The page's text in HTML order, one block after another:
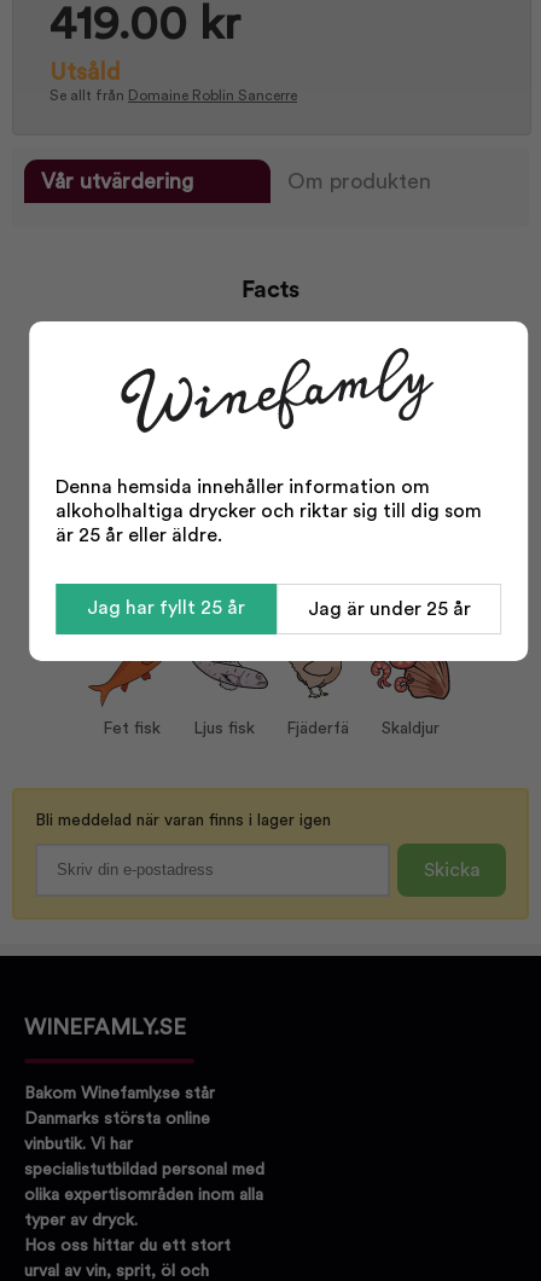
419.00 kr
Utsåld
Se allt från Domaine Roblin Sancerre
Vår utvärdering Om produkten
Facts
Aciditet: Høj
Kropp:
Område: Loire
Distrikt: Sancerre
750 ml
Odling: Hållbart
Korkvariant: Kork
Vin till:
Fet fisk
Ljus fisk
Serving tips
Fet fisk Ljus fisk Fjäderfä Skaldjur
Bli meddelad när varan finns i lager igen
Skicka
WINEFAMLY.SE
Bakom Winefamly.se står
Danmarks största online
vinbutik. Vi har
specialistutbildad personal med
olika expertisområden inom alla
typer av dryck.
Hos oss hittar du ett stort
urval av vin, sprit, öl och
Denna hemsida innehåller information om
alkoholhaltiga drycker och riktar sig till dig som
är 25 år eller äldre.
Jag har fyllt 25 år Jag är under 25 år